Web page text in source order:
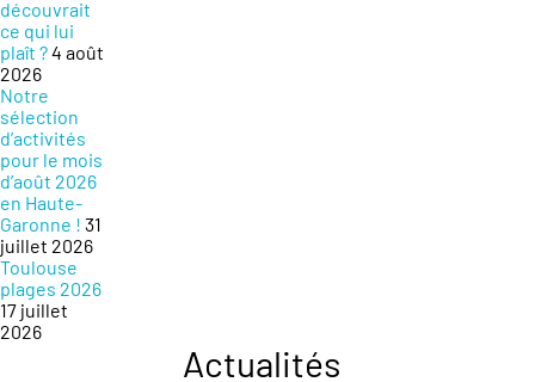
découvrait
ce qui lui
plaît ?4 août
2026
Notre
sélection
d’activités
pour le mois
d’août 2026
en Haute-
Garonne ! 31
juillet 2026
Toulouse
plages 2026
17 juillet
2026
Actualités